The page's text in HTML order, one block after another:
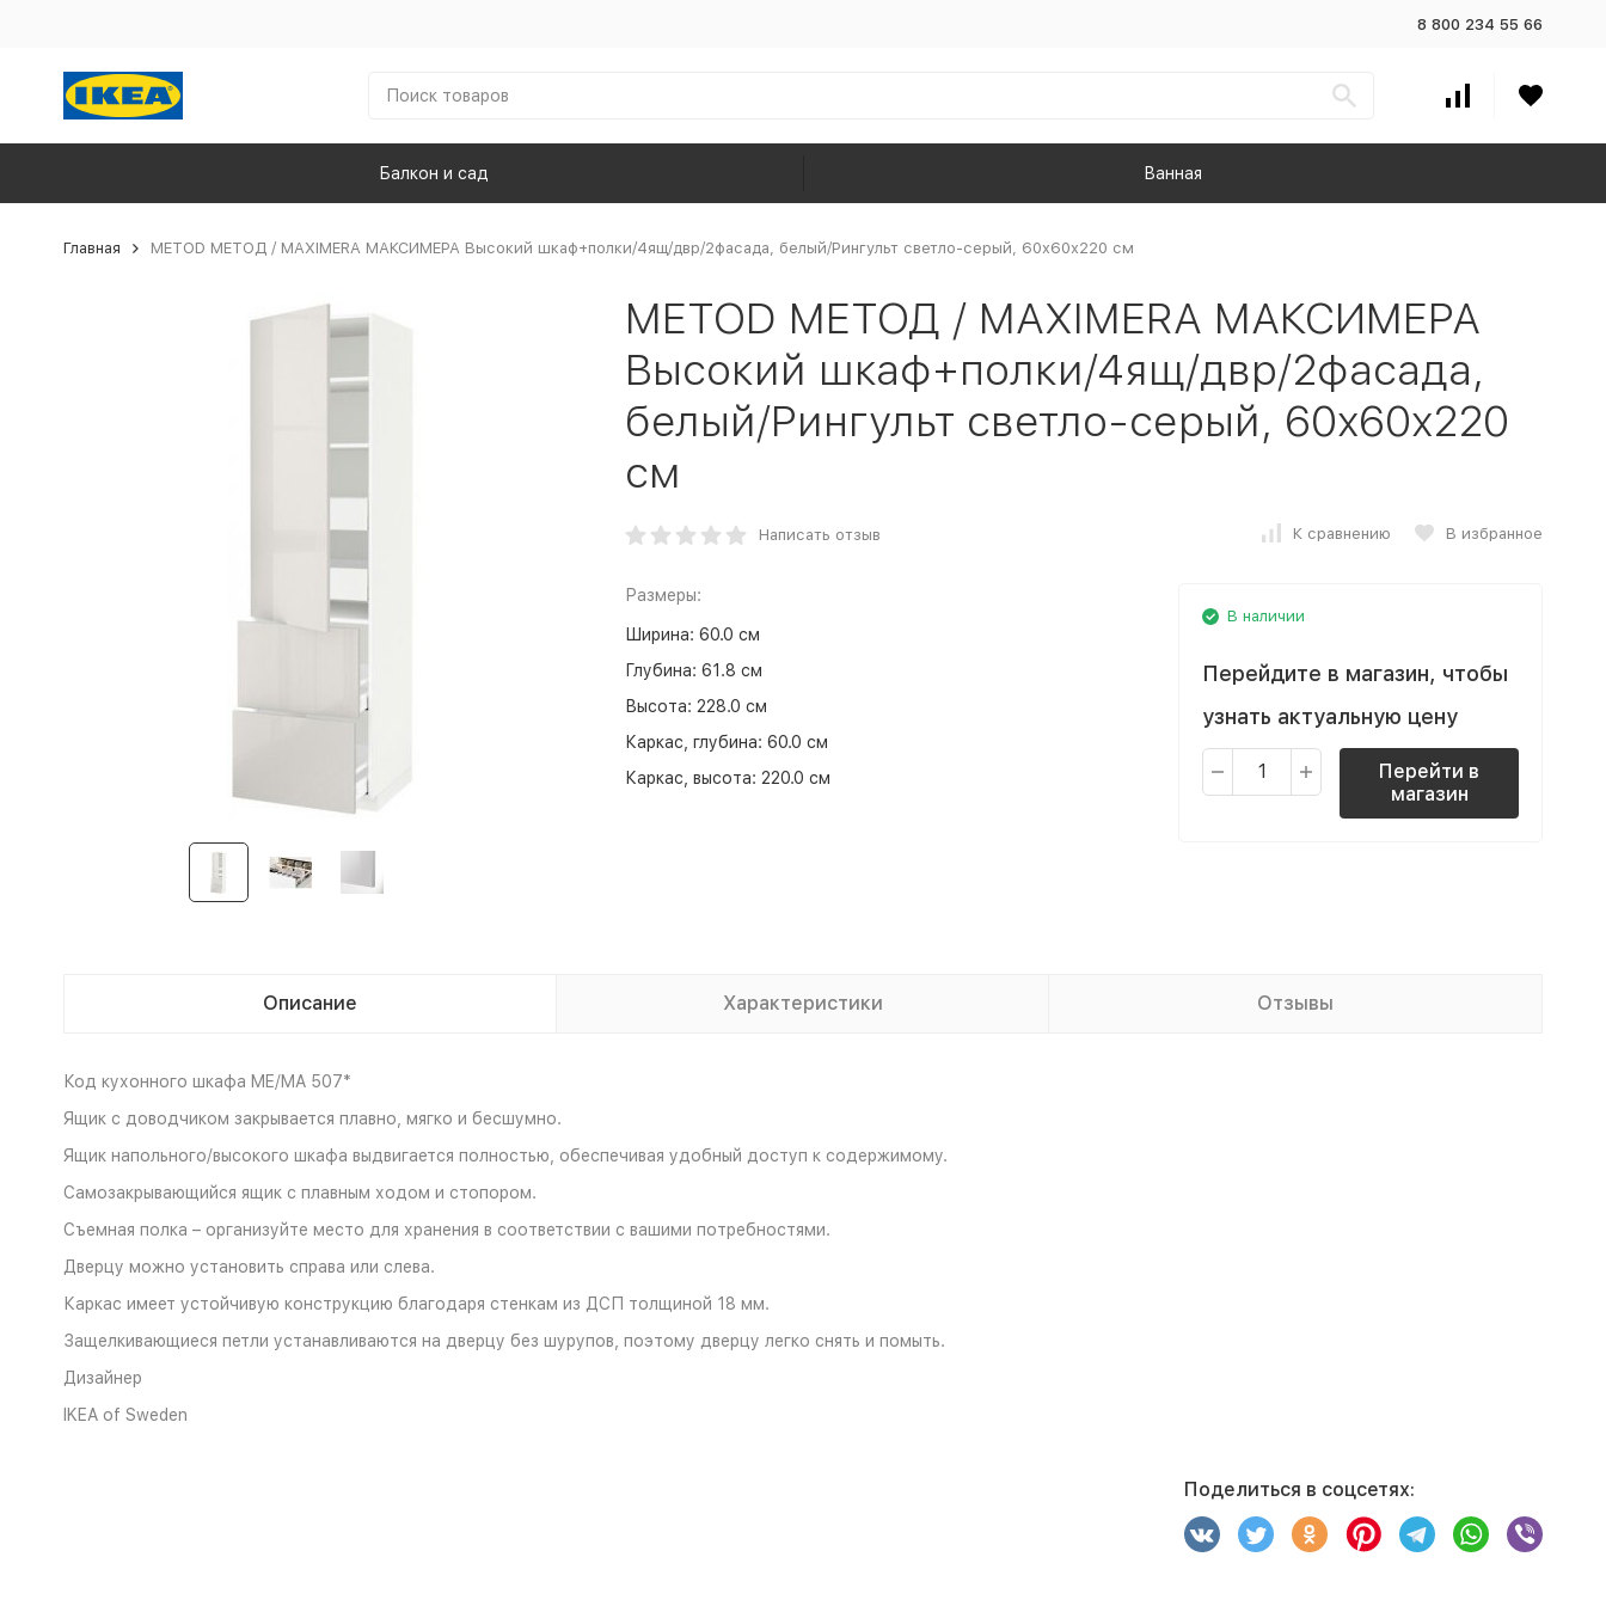
8 800 234 55 66
Балкон и сад Ванная
Главная METOD МЕТОД / MAXIMERA МАКСИМЕРА Высокий шкаф+полки/4ящ/двр/2фасада, белый/Рингульт светло-серый, 60x60x220 см
METOD МЕТОД / MAXIMERA МАКСИМЕРА
Высокий шкаф+полки/4ящ/двр/2фасада,
белый/Рингульт светло-серый, 60x60x220
см
Написать отзыв К сравнению В избранное
Размеры:
Ширина: 60.0 см
Глубина: 61.8 см
Высота: 228.0 см
Каркас, глубина: 60.0 см
Каркас, высота: 220.0 см
В наличии
Перейдите в магазин, чтобы
узнать актуальную цену
Перейти в
магазин
Описание Характеристики Отзывы
Код кухонного шкафа ME/MA 507*
Ящик с доводчиком закрывается плавно, мягко и бесшумно.
Ящик напольного/высокого шкафа выдвигается полностью, обеспечивая удобный доступ к содержимому.
Cамозакрывающийся ящик с плавным ходом и стопором.
Съемная полка – организуйте место для хранения в соответствии с вашими потребностями.
Дверцу можно установить справа или слева.
Каркас имеет устойчивую конструкцию благодаря стенкам из ДСП толщиной 18 мм.
Защелкивающиеся петли устанавливаются на дверцу без шурупов, поэтому дверцу легко снять и помыть.
Дизайнер
IKEA of Sweden
Поделиться в соцсетях: